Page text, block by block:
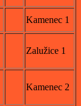
Kamenec 1
Zalužice 1
Kamenec 2